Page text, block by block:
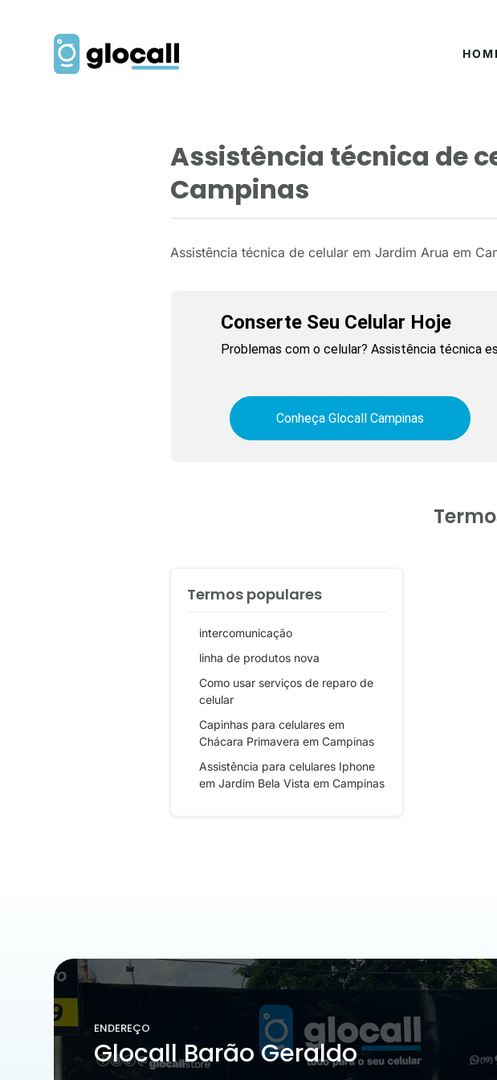
Assistência técnica de
Campinas
Assistência técnica de celular em Jardim Arua em
Conserte Seu Celular Hoje
Problemas com o celular? Assistência técnica
Conheça Glocall Campinas
Termos populares
intercomunicação
linha de produtos nova
Como usar serviços de reparo de
celular
Capinhas para celulares em
Chácara Primavera em Campinas
Assistência para celulares Iphone
em Jardim Bela Vista em Campinas
ENDEREÇO
Glocall Barão Geraldo